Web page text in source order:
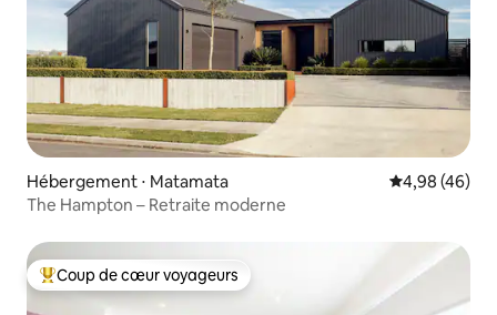
Hébergement ⋅ Matamata Évaluation
4,98 (46)
The Hampton – Retraite moderne
Coups de cœur voyageurs les plus appréciés
Coup de cœur voyageurs